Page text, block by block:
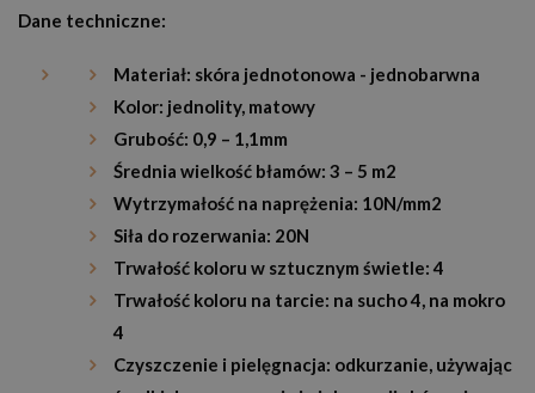
Dane techniczne:
Materiał: skóra jednotonowa - jednobarwna
Kolor: jednolity, matowy
Grubość: 0,9 – 1,1mm
Średnia wielkość błamów: 3 – 5 m2
Wytrzymałość na naprężenia: 10N/mm2
Siła do rozerwania: 20N
Trwałość koloru w sztucznym świetle: 4
Trwałość koloru na tarcie: na sucho 4, na mokro
4
Czyszczenie i pielęgnacja: odkurzanie, używając